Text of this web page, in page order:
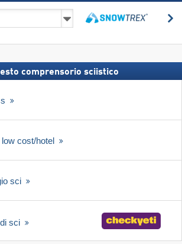
comprensorio sciistico
low cost/hotel
sci
sci